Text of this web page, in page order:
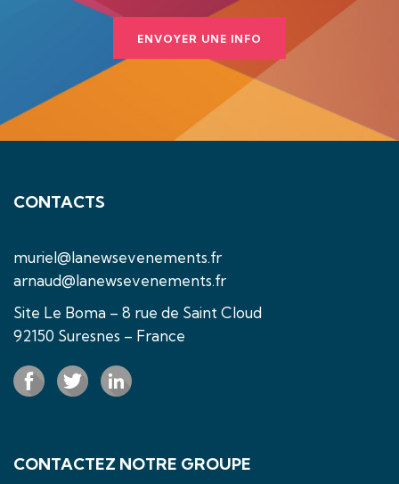
ENVOYER UNE INFO
CONTACTS
muriel@lanewsevenements.fr
arnaud@lanewsevenements.fr
Site Le Boma – 8 rue de Saint Cloud
92150 Suresnes – France
CONTACTEZ NOTRE GROUPE